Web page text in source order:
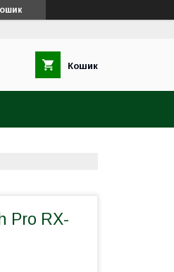
Кошик
Pro RX-